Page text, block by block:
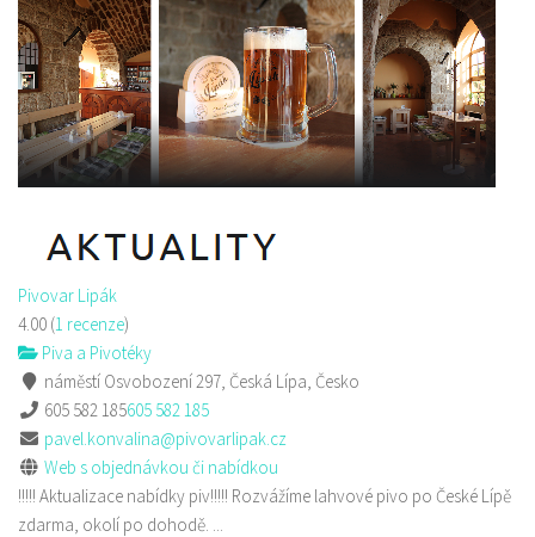
Pivovar Lipák
4.00 (1 recenze)
Piva a Pivotéky
náměstí Osvobození 297, Česká Lípa, Česko
605 582 185605 582 185
pavel.konvalina@pivovarlipak.cz
Web s objednávkou či nabídkou
!!!!! Aktualizace nabídky piv!!!!! Rozvážíme lahvové pivo po České Lípě
zdarma, okolí po dohodě. ...